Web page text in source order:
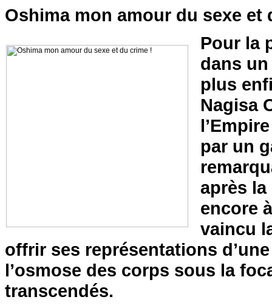
Oshima mon amour du sexe et
Pour la
dans
plus
Nagisa
par un
après
encore
vaincu
offrir ses représentations
l’osmose des corps sous la
transcendés.